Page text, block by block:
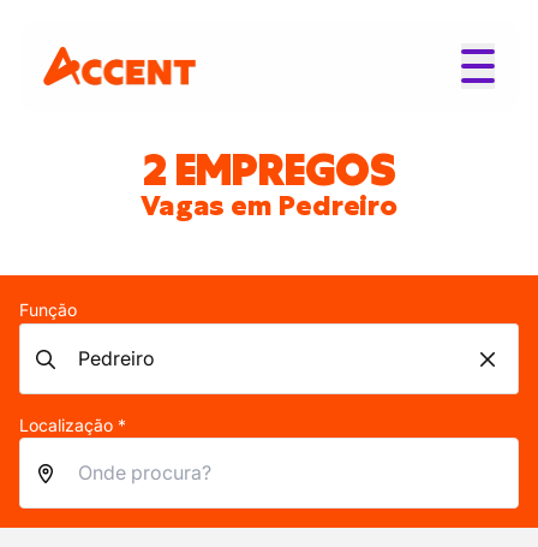
2 EMPREGOS
Vagas em Pedreiro
Função
Localização *